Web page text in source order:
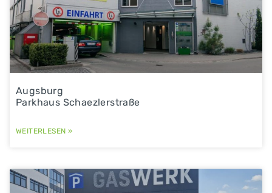
Augsburg
Parkhaus Schaezlerstraße
WEITERLESEN »